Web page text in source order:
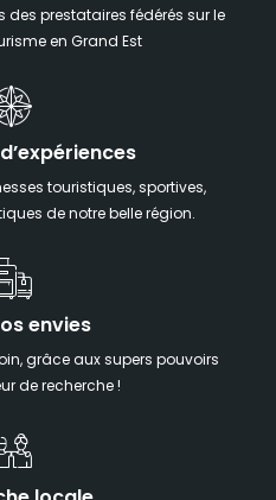
des prestataires fédérés sur le
en Grand Est
touristiques, sportives,
de notre belle région.
envies
grâce aux supers pouvoirs
de recherche !